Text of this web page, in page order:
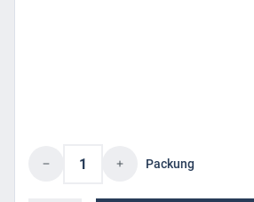
Produkt Anzahl: Gib den
Packung